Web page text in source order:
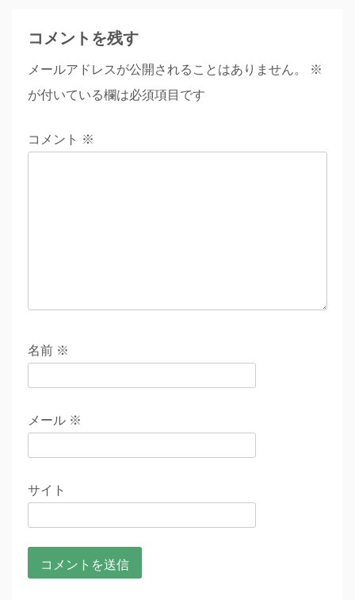
コメントを残す
メールアドレスが公開されることはありません。
※
が付いている欄は必須項目です
コメント ※
名前 ※
メール ※
サイト